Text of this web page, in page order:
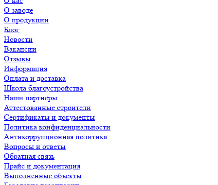
О заводе
О продукции
Блог
Новости
Вакансии
Отзывы
Информация
Оплата и доставка
Школа благоустройства
Наши партнёры
Аттестованные строители
Сертификаты и документы
Политика конфиденциальности
Антикоррупционная политика
Вопросы и ответы
Обратная связь
Прайс и документация
Выполненные объекты